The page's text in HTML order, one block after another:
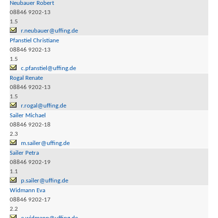
Neubauer Robert
08846 9202-13
1.5
r.neubauer@uffing.de
Pfanstiel Christiane
08846 9202-13
1.5
c.pfanstiel@uffing.de
Rogal Renate
08846 9202-13
1.5
r.rogal@uffing.de
Sailer Michael
08846 9202-18
2.3
m.sailer@uffing.de
Sailer Petra
08846 9202-19
1.1
p.sailer@uffing.de
Widmann Eva
08846 9202-17
2.2